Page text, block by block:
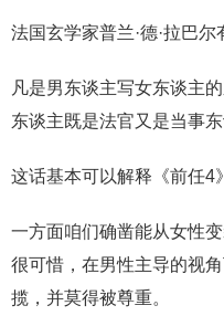
法国玄学家普兰·德·拉巴尔
凡是男东谈主写女东谈主
东谈主既是法官又是当事东
这话基本可以解释《前任4
一方面咱们确凿能从女性
很可惜，在男性主导的视
揽，并莫得被尊重。